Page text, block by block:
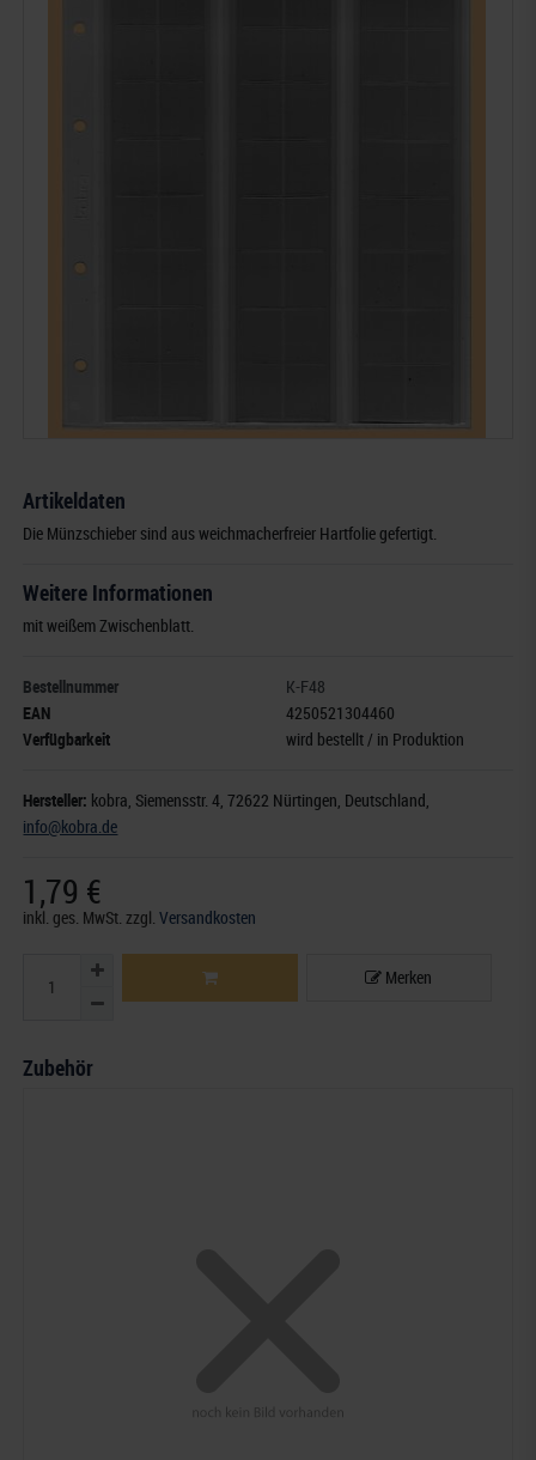
Artikeldaten
Die Münzschieber sind aus weichmacherfreier Hartfolie gefertigt.
Weitere Informationen
mit weißem Zwischenblatt.
Bestellnummer
K-F48
EAN
4250521304460
Verfügbarkeit
wird bestellt / in Produktion
Hersteller: kobra, Siemensstr. 4, 72622 Nürtingen, Deutschland,
info@kobra.de
1,79 €
inkl. ges. MwSt.zzgl.Versandkosten
Merken
Zubehör